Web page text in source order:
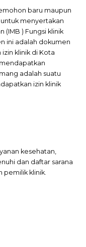
baru maupun
menyertakan
(IMB ) Fungsi klinik
ini adalah dokumen
klinik di Kota
adalah suatu
izin klinik
kesehatan,
dan daftar sarana
pemilik klinik.